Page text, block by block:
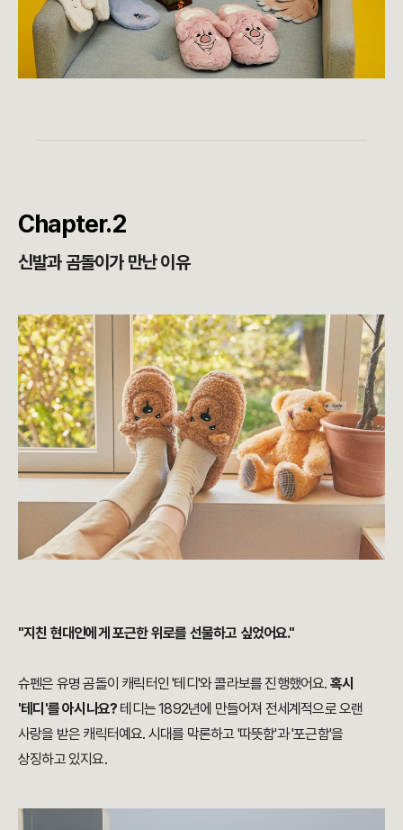
Chapter.2
신발과 곰돌이가 만난 이유
"지친 현대인에게 포근한 위로를 선물하고 싶었어요."
슈펜은 유명 곰돌이 캐릭터인 '테디'와 콜라보를 진행했어요. 혹시
'테디'를 아시나요? 테디는 1892년에 만들어져 전세계적으로 오랜
사랑을 받은 캐릭터예요. 시대를 막론하고 '따뜻함'과 '포근함'을
상징하고 있지요.